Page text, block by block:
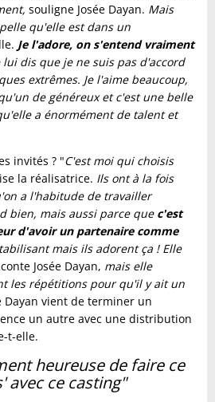
souligne Josée Dayan. Mais
qu'elle est dans un
Je l'adore, on s'entend vraiment
dis que je ne suis pas d'accord
extrêmes. Je l'aime beaucoup,
de généreux et c'est une belle
a énormément de talent et
invités ? "C'est moi qui choisis
la réalisatrice. Ils ont à la fois
a l'habitude de travailler
bien, mais aussi parce que c'est
d'avoir un partenaire comme
mais ils adorent ça ! Elle
Josée Dayan, mais elle
les répétitions pour qu'il y ait un
Dayan vient de terminer un
un autre avec une distribution
t-elle.
heureuse de faire ce
avec ce casting"